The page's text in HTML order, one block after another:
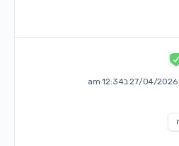
27/04/2026 ב12:34 am